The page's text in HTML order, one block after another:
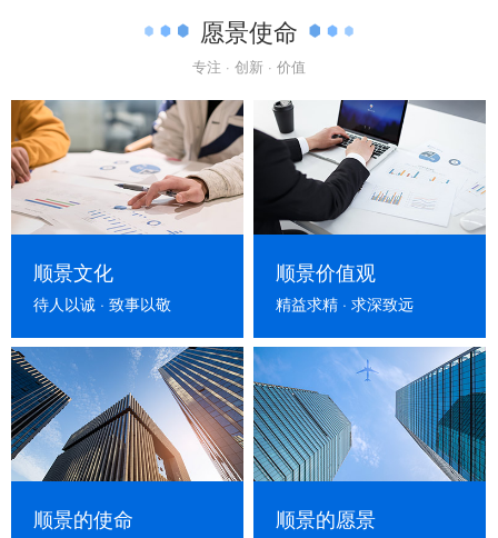
愿景使命
专注 · 创新 · 价值
顺景文化
待人以诚 · 致事以敬
顺景价值观
精益求精 · 求深致远
顺景的使命 顺景的愿景